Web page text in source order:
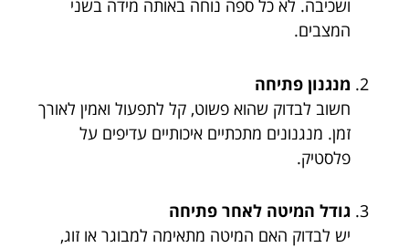
ושכיבה. לא כל ספה נוחה באותה מידה בשני
המצבים.
מנגנון פתיחה
חשוב לבדוק שהוא פשוט, קל לתפעול ואמין לאורך
זמן. מנגנונים מתכתיים איכותיים עדיפים על
פלסטיק.
גודל המיטה לאחר פתיחה
יש לבדוק האם המיטה מתאימה למבוגר או זוג,